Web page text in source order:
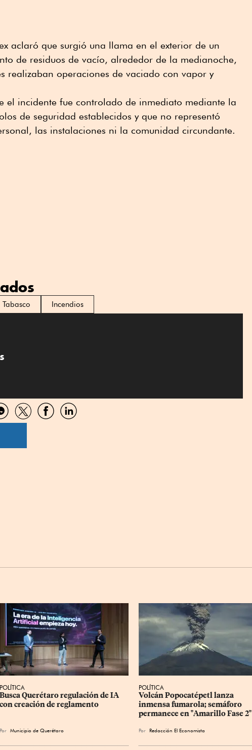
aclaró que surgió una llama en el exterior de un
de residuos de vacío, alrededor de la medianoche,
realizaban operaciones de vaciado con vapor ⁠y
el incidente fue controlado de inmediato ⁠mediante la
de seguridad establecidos y que no representó
las instalaciones ni la comunidad circundante.
Tabasco Incendios
Compartir
por
Compartir
por
CompartirCompartir
POLÍTICA
Busca Querétaro regulación de IA
con creación de reglamento
Por Municipio de Querétaro
POLÍTICA
Volcán Popocatépetl lanza
inmensa fumarola; semáforo
permanece en "Amarillo Fase 2"
Por Redacción El Economista